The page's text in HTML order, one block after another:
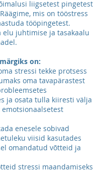
liigsetest pingetest
mis on tööstress
tööpingetest.
elu juhtimise ja tasakaalu
on:
stressi tekke protsess
oma tavapärastest
ja osata tulla kiiresti välja
enesele sobivad
viisid kasutades
omandatud võtteid ja
stressi maandamiseks